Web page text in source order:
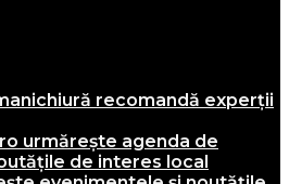
recomandă experții
urmărește agenda de
de interes local